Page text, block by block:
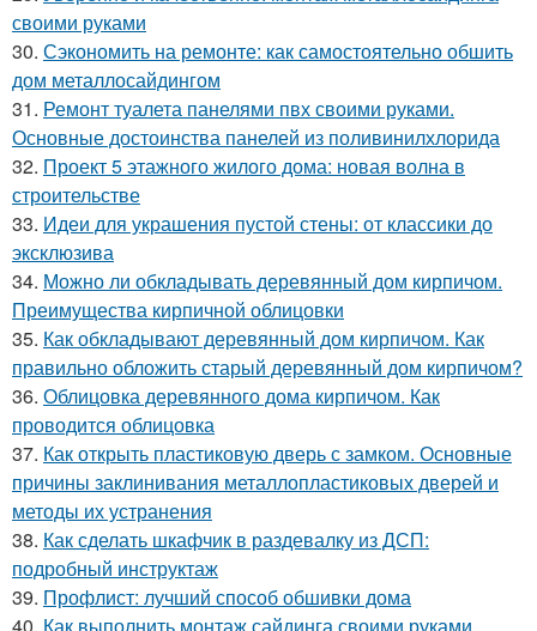
своими руками
30. Сэкономить на ремонте: как самостоятельно обшить
дом металлосайдингом
31. Ремонт туалета панелями пвх своими руками.
Основные достоинства панелей из поливинилхлорида
32. Проект 5 этажного жилого дома: новая волна в
строительстве
33. Идеи для украшения пустой стены: от классики до
эксклюзива
34. Можно ли обкладывать деревянный дом кирпичом.
Преимущества кирпичной облицовки
35. Как обкладывают деревянный дом кирпичом. Как
правильно обложить старый деревянный дом кирпичом?
36. Облицовка деревянного дома кирпичом. Как
проводится облицовка
37. Как открыть пластиковую дверь с замком. Основные
причины заклинивания металлопластиковых дверей и
методы их устранения
38. Как сделать шкафчик в раздевалку из ДСП:
подробный инструктаж
39. Профлист: лучший способ обшивки дома